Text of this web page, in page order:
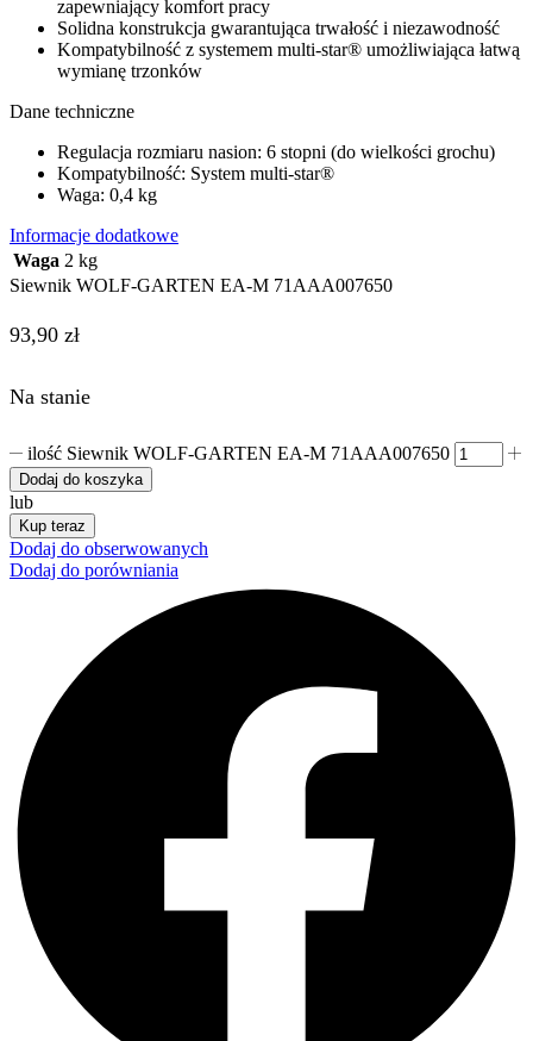
zapewniający komfort pracy
Solidna konstrukcja gwarantująca trwałość i niezawodność
Kompatybilność z systemem multi-star® umożliwiająca łatwą
wymianę trzonków
Dane techniczne
Regulacja rozmiaru nasion: 6 stopni (do wielkości grochu)
Kompatybilność: System multi-star®
Waga: 0,4 kg
Informacje dodatkowe
Waga 2 kg
Siewnik WOLF-GARTEN EA-M 71AAA007650
93,90 zł
Na stanie
ilość Siewnik WOLF-GARTEN EA-M 71AAA007650
Dodaj do koszyka
lub
Kup teraz
Dodaj do obserwowanych
Dodaj do porówniania